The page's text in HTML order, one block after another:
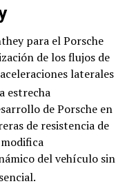
para el Porsche
de los flujos de
laterales
estrecha
de Porsche en
de resistencia de
del vehículo sin
.